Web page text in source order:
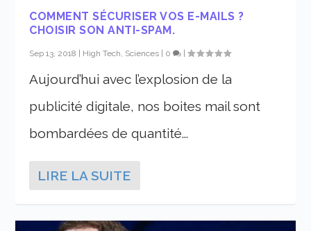
COMMENT SÉCURISER VOS E-MAILS ?
CHOISIR SON ANTI-SPAM.
Sep 13, 2018 | High Tech, Sciences | 0 |
Aujourd’hui avec l’explosion de la
publicité digitale, nos boites mail sont
bombardées de quantité...
LIRE LA SUITE